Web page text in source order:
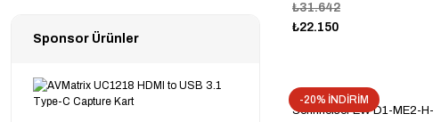
Sponsor Ürünler
₺22.150
₺31.642
-20% İNDİRİM
Sennheiser EW D1-ME2-H-